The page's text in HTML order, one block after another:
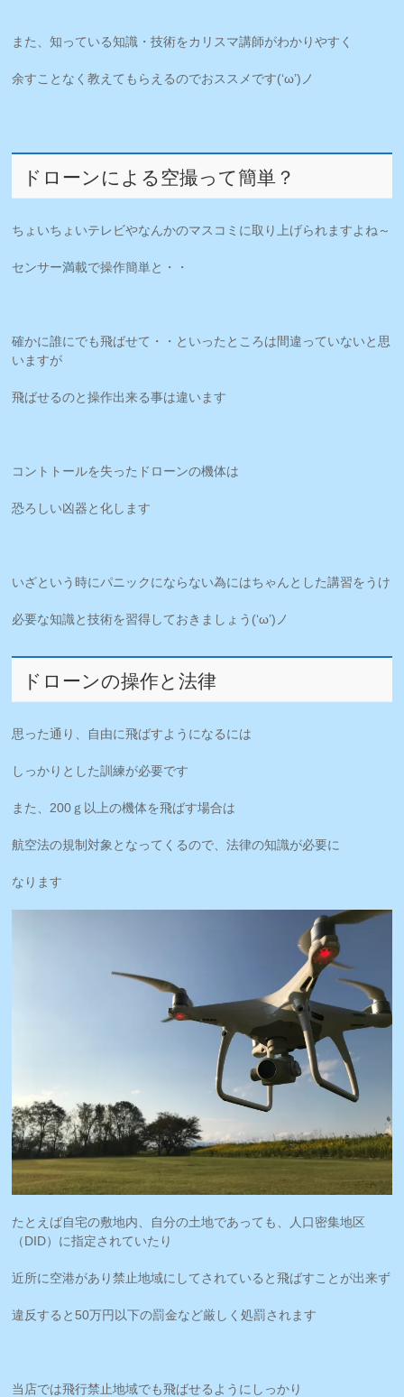
また、知っている知識・技術をカリスマ講師がわかりやすく
余すことなく教えてもらえるのでおススメです(‘ω’)ノ
ドローンによる空撮って簡単？
ちょいちょいテレビやなんかのマスコミに取り上げられますよね～
センサー満載で操作簡単と・・
確かに誰にでも飛ばせて・・といったところは間違っていないと思
いますが
飛ばせるのと操作出来る事は違います
コントトールを失ったドローンの機体は
恐ろしい凶器と化します
いざという時にパニックにならない為にはちゃんとした講習をうけ
必要な知識と技術を習得しておきましょう(‘ω’)ノ
ドローンの操作と法律
思った通り、自由に飛ばすようになるには
しっかりとした訓練が必要です
また、200ｇ以上の機体を飛ばす場合は
航空法の規制対象となってくるので、法律の知識が必要に
なります
たとえば自宅の敷地内、自分の土地であっても、人口密集地区
（DID）に指定されていたり
近所に空港があり禁止地域にしてされていると飛ばすことが出来ず
違反すると50万円以下の罰金など厳しく処罰されます
当店では飛行禁止地域でも飛ばせるようにしっかり